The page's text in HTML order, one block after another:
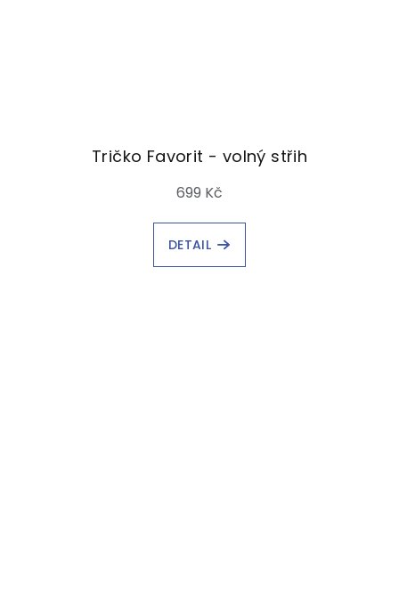
Tričko Favorit - volný střih
699 Kč
DETAIL